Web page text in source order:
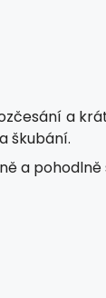
a
škubání.
a pohodlně